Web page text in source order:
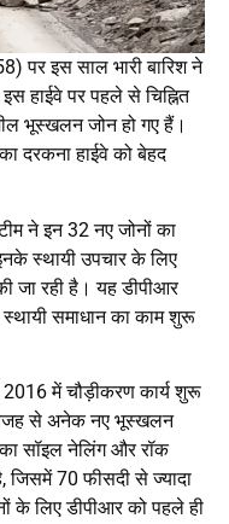
पर इस साल भारी बारिश ने
हाईवे पर पहले से चिह्नित
भूस्खलन जोन हो गए हैं।
दरकना हाईवे को बेहद
ने इन 32 नए जोनों का
स्थायी उपचार के लिए
जा रही है। यह डीपीआर
समाधान का काम शुरू
में चौड़ीकरण कार्य शुरू
वजह से अनेक नए भूस्खलन
सॉइल नेलिंग और रॉक
जिसमें 70 फीसदी से ज्यादा
के लिए डीपीआर को पहले ही